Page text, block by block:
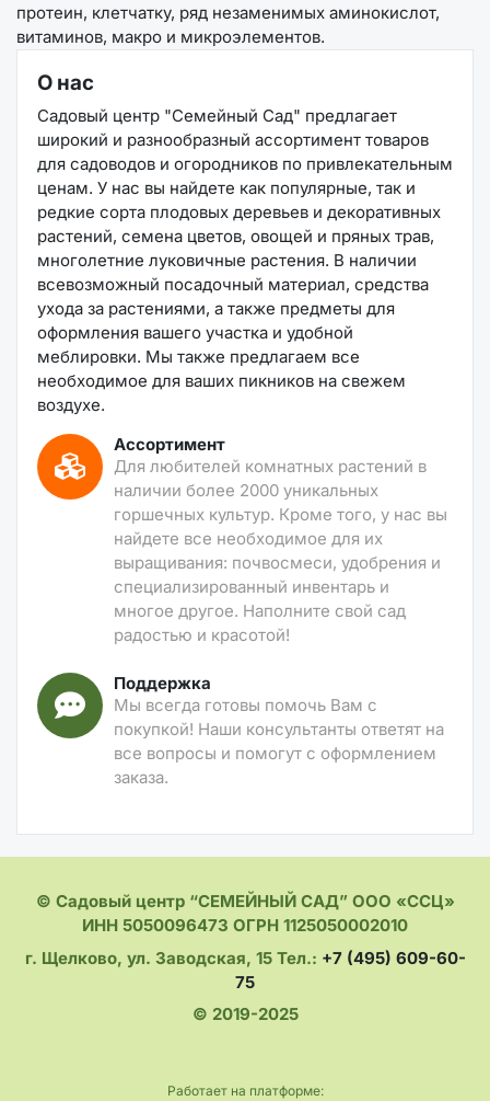
протеин, клетчатку, ряд незаменимых аминокислот,
витаминов, макро и микроэлементов.
О нас
Садовый центр "Семейный Сад" предлагает
широкий и разнообразный ассортимент товаров
для садоводов и огородников по привлекательным
ценам. У нас вы найдете как популярные, так и
редкие сорта плодовых деревьев и декоративных
растений, семена цветов, овощей и пряных трав,
многолетние луковичные растения. В наличии
всевозможный посадочный материал, средства
ухода за растениями, а также предметы для
оформления вашего участка и удобной
меблировки. Мы также предлагаем все
необходимое для ваших пикников на свежем
воздухе.
Ассортимент
Для любителей комнатных растений в
наличии более 2000 уникальных
горшечных культур. Кроме того, у нас вы
найдете все необходимое для их
выращивания: почвосмеси, удобрения и
специализированный инвентарь и
многое другое. Наполните свой сад
радостью и красотой!
Поддержка
Мы всегда готовы помочь Вам с
покупкой! Наши консультанты ответят на
все вопросы и помогут с оформлением
заказа.
© Садовый центр “СЕМЕЙНЫЙ САД” ООО «ССЦ»
ИНН 5050096473 ОГРН 1125050002010
г. Щелково, ул. Заводская, 15 Тел.: +7 (495) 609-60-
75
© 2019-2025
Работает на платформе: